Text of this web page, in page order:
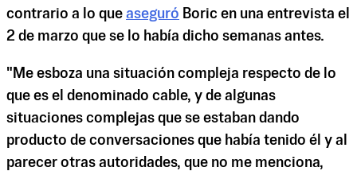
contrario a lo que aseguró Boric en una entrevista el
2 de marzo que se lo había dicho semanas antes.
"Me esboza una situación compleja respecto de lo
que es el denominado cable, y de algunas
situaciones complejas que se estaban dando
producto de conversaciones que había tenido él y al
parecer otras autoridades, que no me menciona,